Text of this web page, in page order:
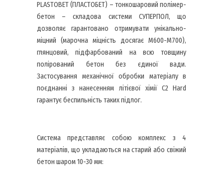
PLASTOBET (ПЛАСТОБЕТ) – тонкошаровий полімер-
бетон – складова системи СУПЕРПОЛ, що
дозволяє гарантовано отримувати унікально-
міцний (марочна міцність досягає М600-М700),
глянцовий, підфарбований на всю товщину
полірований бетон без єдиної вади.
Застосування механічної обробки матеріалу в
поєднанні з нанесенням літієвої хімії С2 Hard
гарантує беспильність таких підлог.
Система представляє собою комплекс з 4
матеріалів, що укладаються на старий або свіжий
бетон шаром 10-30 мм: